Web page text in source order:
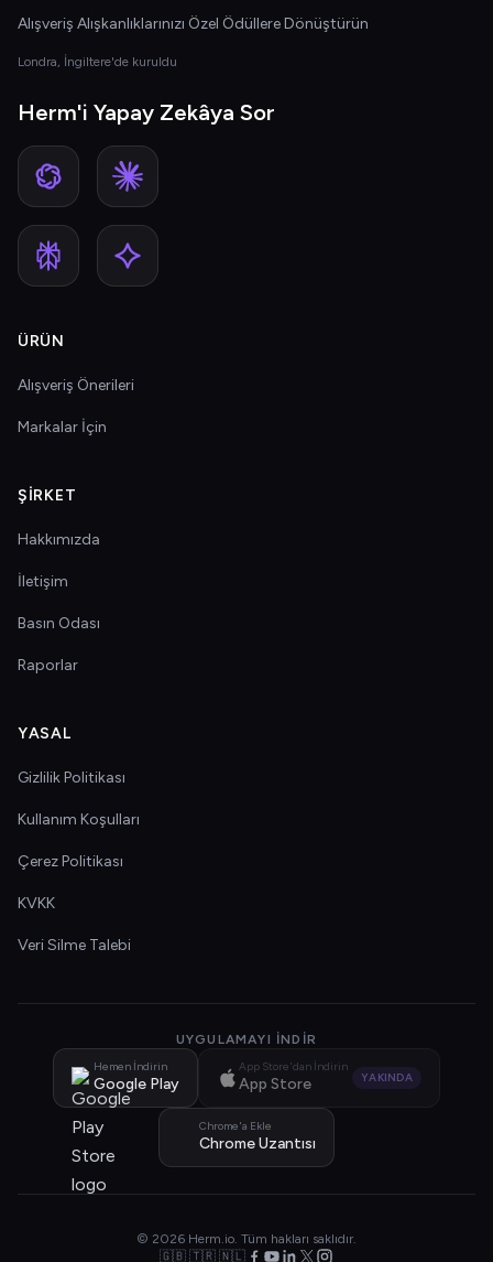
Alışveriş Alışkanlıklarınızı Özel Ödüllere Dönüştürün
Londra, İngiltere'de kuruldu
Herm'i Yapay Zekâya Sor
ÜRÜN
Alışveriş Önerileri
Markalar İçin
ŞIRKET
Hakkımızda
İletişim
Basın Odası
Raporlar
YASAL
Gizlilik Politikası
Kullanım Koşulları
Çerez Politikası
KVKK
Veri Silme Talebi
UYGULAMAYI İNDIR
Hemen İndirin
Google Play
App Store'dan İndirin
App Store YAKINDA
Chrome'a Ekle
Chrome Uzantısı
© 2026 Herm.io. Tüm hakları saklıdır.
🇬🇧 🇹🇷 🇳🇱